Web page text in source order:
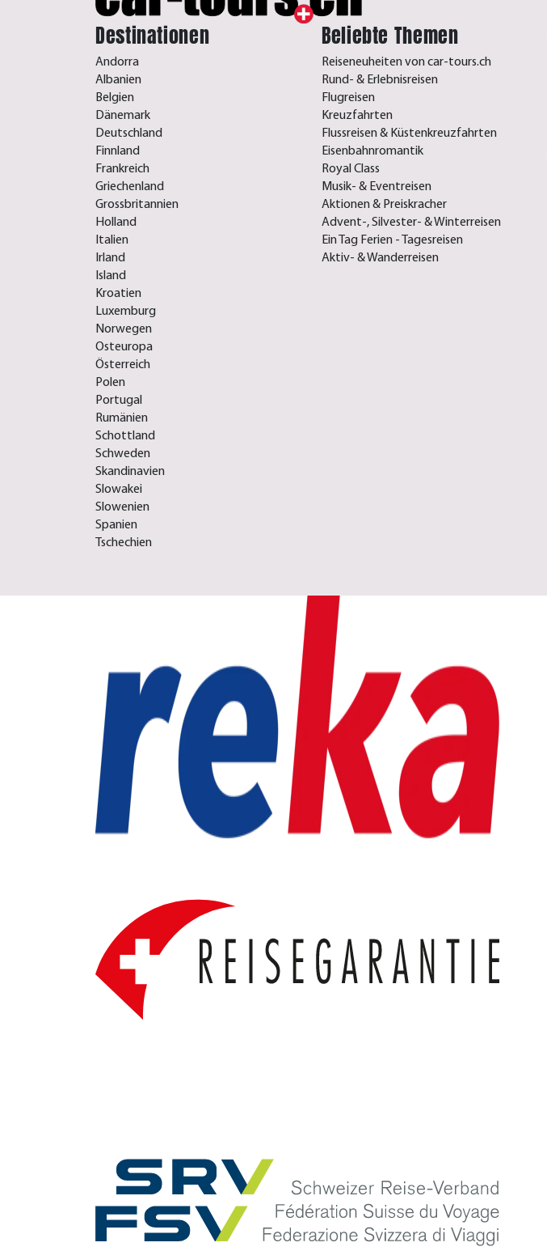
Destinationen
Andorra
Albanien
Belgien
Dänemark
Deutschland
Finnland
Frankreich
Griechenland
Grossbritannien
Holland
Italien
Irland
Island
Kroatien
Luxemburg
Norwegen
Osteuropa
Österreich
Polen
Portugal
Rumänien
Schottland
Schweden
Skandinavien
Slowakei
Slowenien
Spanien
Tschechien
Beliebte Themen
Reiseneuheiten von car-tours.ch
Rund- & Erlebnisreisen
Flugreisen
Kreuzfahrten
Flussreisen & Küstenkreuzfahrten
Eisenbahnromantik
Royal Class
Musik- & Eventreisen
Aktionen & Preiskracher
Advent-, Silvester- & Winterreisen
Ein Tag Ferien - Tagesreisen
Aktiv- & Wanderreisen